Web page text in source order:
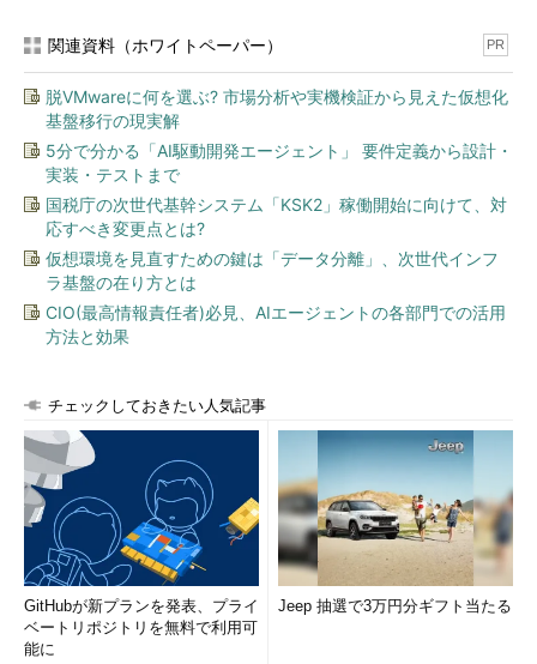
関連資料（ホワイトペーパー） PR
脱VMwareに何を選ぶ? 市場分析や実機検証から見えた仮想化
基盤移行の現実解
5分で分かる「AI駆動開発エージェント」 要件定義から設計・
実装・テストまで
国税庁の次世代基幹システム「KSK2」稼働開始に向けて、対
応すべき変更点とは?
仮想環境を見直すための鍵は「データ分離」、次世代インフ
ラ基盤の在り方とは
CIO(最高情報責任者)必見、AIエージェントの各部門での活用
方法と効果
チェックしておきたい人気記事
GitHubが新プランを発表、プライ
ベートリポジトリを無料で利用可
能に
Jeep 抽選で3万円分ギフト当たる